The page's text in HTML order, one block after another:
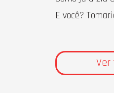
E você?